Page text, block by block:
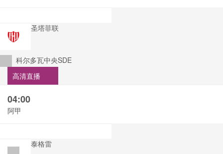
圣塔菲联
科尔多瓦中央SDE
高清直播
04:00
阿甲
泰格雷